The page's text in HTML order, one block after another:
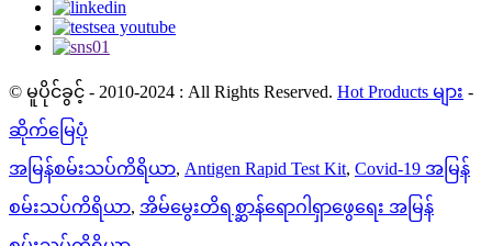
© မူပိုင်ခွင့် - 2010-2024 : All Rights Reserved. Hot Products များ -
ဆိုက်မြေပုံ
အမြန်စမ်းသပ်ကိရိယာ, Antigen Rapid Test Kit, Covid-19 အမြန်
စမ်းသပ်ကိရိယာ, အိမ်မွေးတိရစ္ဆာန်ရောဂါရှာဖွေရေး အမြန်